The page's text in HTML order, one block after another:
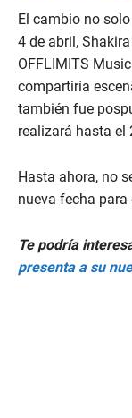
El cambio no
4 de abril,
OFFLIMITS
compartiría
también fue
realizará hasta el
Hasta ahora, no
nueva fecha para
Te podría
presenta a su